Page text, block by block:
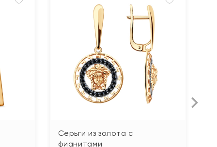
Серьги из золота с
фианитами